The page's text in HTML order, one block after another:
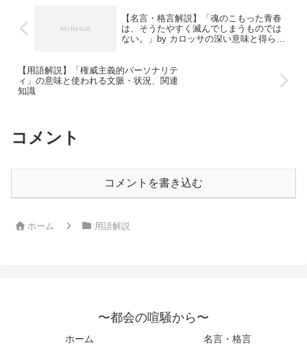
【名言・格言解説】「魂のこもった青春
は、そうたやすく滅んでしまうものでは
ない。」by カロッサの深い意味と得られ
【用語解説】「権威主義的パーソナリテ
ィ」の意味と使われる文脈・状況、関連
知識
コメント
コメントを書き込む
ホーム 用語解説
〜都会の喧騒から〜
ホーム
名言・格言